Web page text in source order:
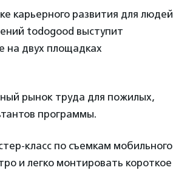
карьерного развития для людей
todogood выступит
на двух площадках
рынок труда для пожилых,
программы.
класс по съемкам мобильного
и легко монтировать короткое